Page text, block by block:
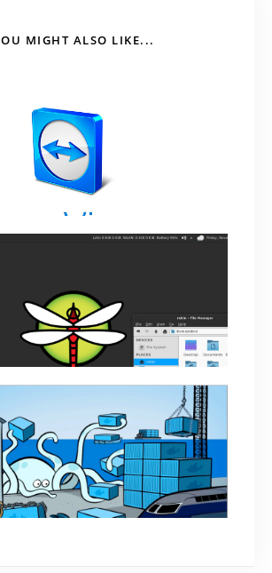
MIGHT ALSO LIKE...
đặt Teamviewer lên Kali Linux
June 18, 2018
điều hành DragonFly BSD 5.6.2
August 18, 2019